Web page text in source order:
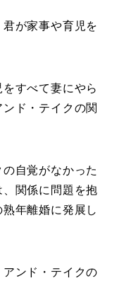
君が家事や育児を
すべて妻にやら
ド・テイクの関
自覚がなかった
関係に問題を抱
年離婚に発展し
ンド・テイクの